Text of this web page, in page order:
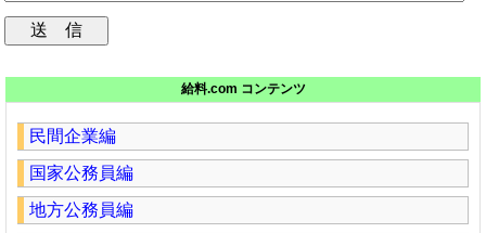
給料.com コンテンツ
民間企業編
国家公務員編
地方公務員編